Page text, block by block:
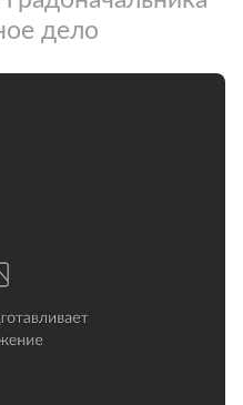
дело